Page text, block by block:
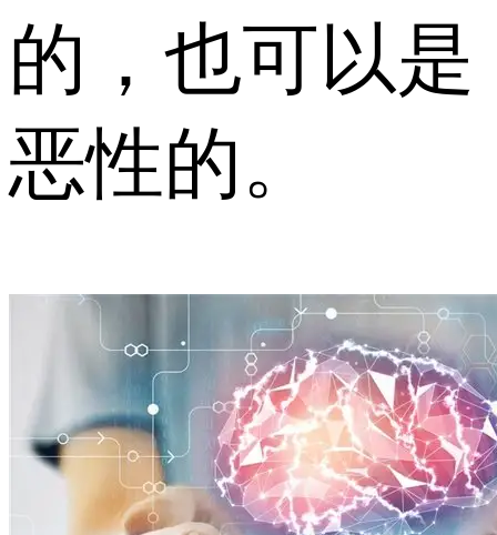
的，也可以是
恶性的。